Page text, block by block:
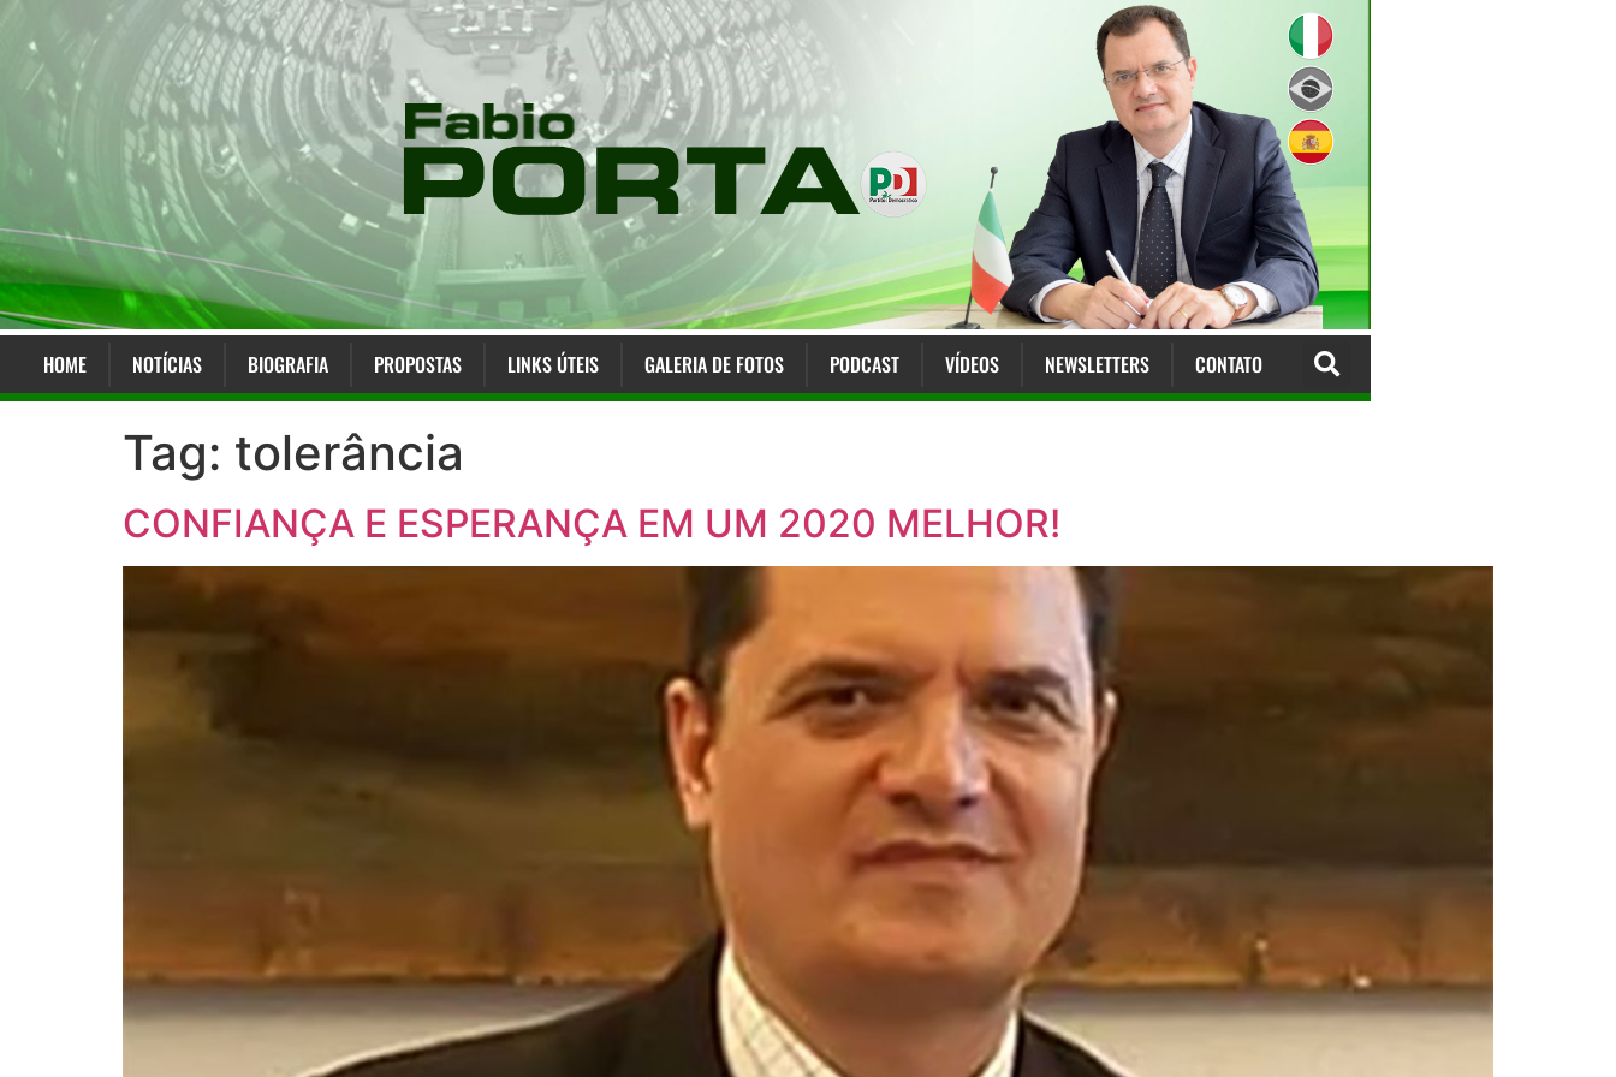
HOME NOTÍCIAS BIOGRAFIA PROPOSTAS LINKS ÚTEIS GALERIA DE FOTOS PODCAST VÍDEOS NEWSLETTERS CONTATO
Tag: tolerância
CONFIANÇA E ESPERANÇA EM UM 2020 MELHOR!